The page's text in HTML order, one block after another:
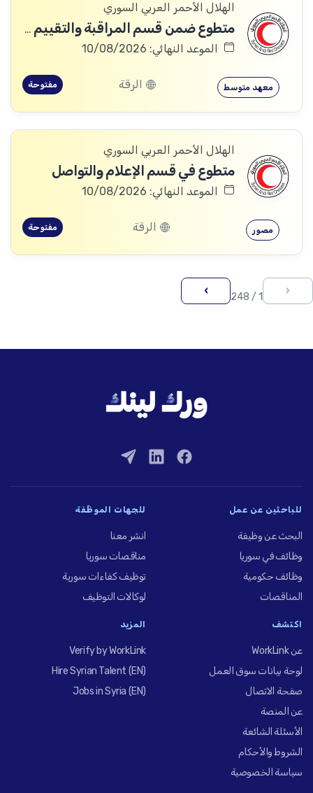
الهلال الأحمر العربي السوري
متطوع ضمن قسم المراقبة والتقييم والتعلم (MEAL)
الموعد النهائي: 10/08/2026
معهد متوسط الرقة مفتوحة
الهلال الأحمر العربي السوري
متطوع في قسم الإعلام والتواصل
الموعد النهائي: 10/08/2026
مصور الرقة مفتوحة
‹
1 / 248
›
للباحثين عن عمل
البحث عن وظيفة
وظائف في سوريا
وظائف حكومية
المناقصات
للجهات الموظِّفة
انشر معنا
مناقصات سوريا
توظيف كفاءات سورية
لوكالات التوظيف
اكتشف
عن WorkLink
لوحة بيانات سوق العمل
صفحة الاتصال
عن المنصة
الأسئلة الشائعة
الشروط والأحكام
سياسة الخصوصية
المزيد
Verify by WorkLink
Hire Syrian Talent (EN)
Jobs in Syria (EN)